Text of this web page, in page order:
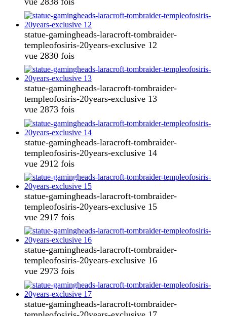
statue-gamingheads-laracroft-tombraider-
templeofosiris-20years-exclusive 12
vue 2830 fois
statue-gamingheads-laracroft-tombraider-
templeofosiris-20years-exclusive 13
vue 2873 fois
statue-gamingheads-laracroft-tombraider-
templeofosiris-20years-exclusive 14
vue 2912 fois
statue-gamingheads-laracroft-tombraider-
templeofosiris-20years-exclusive 15
vue 2917 fois
statue-gamingheads-laracroft-tombraider-
templeofosiris-20years-exclusive 16
vue 2973 fois
statue-gamingheads-laracroft-tombraider-